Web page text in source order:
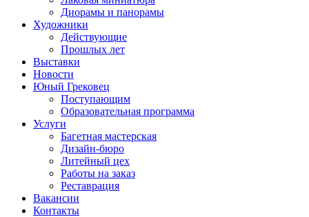
Диорамы и панорамы
Художники
Действующие
Прошлых лет
Выставки
Новости
Юный Грековец
Поступающим
Образовательная программа
Услуги
Багетная мастерская
Дизайн-бюро
Литейный цех
Работы на заказ
Реставрация
Вакансии
Контакты